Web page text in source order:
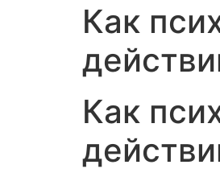
Как
Как